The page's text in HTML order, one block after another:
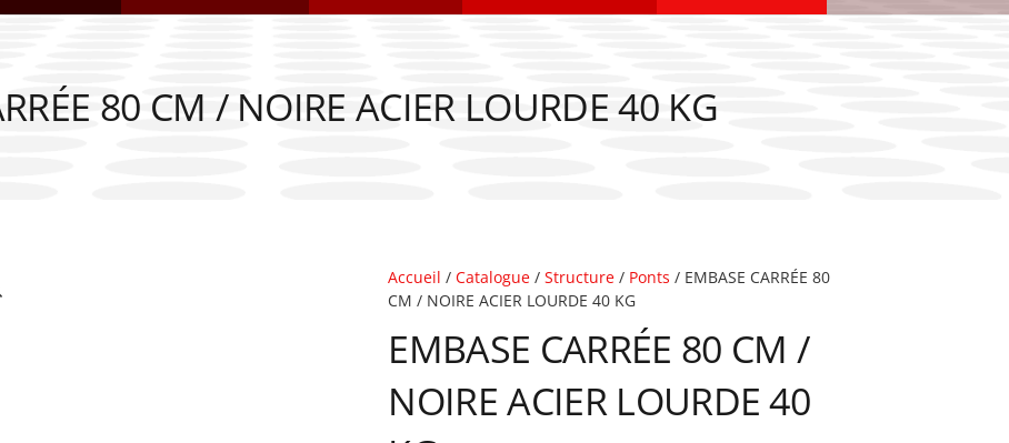
80 CM / NOIRE ACIER LOURDE 40 KG
Accueil /Catalogue /Structure / Ponts / EMBASE CARRÉE 80
CM / NOIRE ACIER LOURDE 40 KG
EMBASE CARRÉE 80 CM /
NOIRE ACIER LOURDE 40